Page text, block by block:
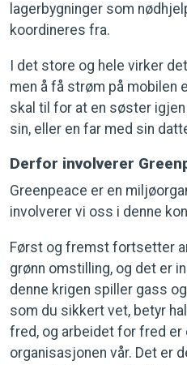
lagerbygninger som
koordineres fra.
I det store og hele virker
men å få strøm på mobilen
skal til for at en søster
sin, eller en far med sin
Derfor involverer
Greenpeace er en
involverer vi oss i denne
Først og fremst fortsetter
grønn omstilling, og det er
denne krigen spiller gass
som du sikkert vet, betyr
fred, og arbeidet for fred er
organisasjonen vår. Det er